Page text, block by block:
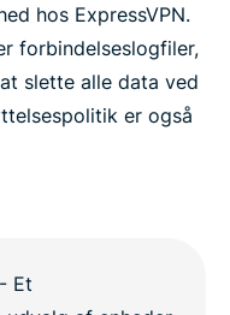
hos ExpressVPN.
forbindelseslogfiler,
slette alle data ved
er også